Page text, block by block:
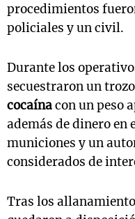
procedimientos
policiales y un civil.
Durante los
secuestraron un
cocaínacon un peso
además de dinero en
municiones y un
considerados de
Tras los